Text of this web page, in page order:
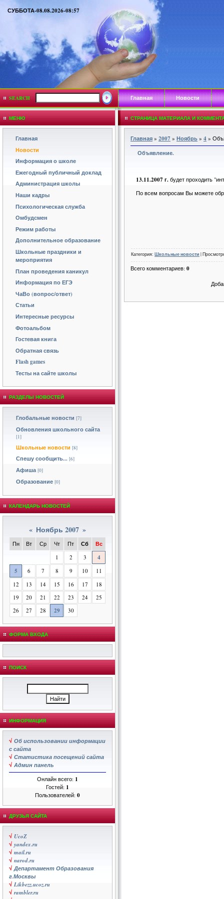
СУББОТА-08.08.2026-08:57
SEARCH Главная Новости
МЕНЮ
Главная
Новости
Информация о школе
Ежегодный публичный доклад
Администрация школы
Наши кадры
Психологическая служба
Омбудсмен
Режим работы
Дополнительное образование
Школьные праздники и
мероприятия
План проведения каникул
Информация по ЕГЭ
ЧаВо (вопрос/ответ)
Статьи
Интересные ресурсы
Фотоальбом
Гостевая книга
Обратная связь
Flash games
Тесты на сайте школы
РАЗДЕЛЫ НОВОСТЕЙ
Глобальные новости [7]
Обновления школьного сайта
[1]
Школьные новости [8]
Спешу сообщить... [6]
Афиша [0]
Образование [0]
КАЛЕНДАРЬ НОВОСТЕЙ
« Ноябрь 2007 »
Пн Вт Ср Чт Пт Сб Вс
1 2 3
4
5
6 7 8 9 10
11
12
13 14 15 16 17
18
19
20 21 22 23 24
25
26
27 28 29 30
ФОРМА ВХОДА
ПОИСК
ИНФОРМАЦИЯ
√ Об использовании информации
с сайта
√ Статистика посещений сайта
√ Админ панель
Онлайн всего: 1
Гостей: 1
Пользователей: 0
ДРУЗЬЯ САЙТА
√ UcoZ
√ yandex.ru
√ mail.ru
√ narod.ru
√Департамент Образования
г.Москвы
√ Likbezz.ucoz.ru
√ rambler.ru
СТРАНИЦА МАТЕРИАЛА И
Главная » 2007 » Ноябрь » 4 »
Объявление.
13.11.2007 г. будет проходить
По всем вопросам Вы можете
Категория: Школьные новости |
Всего комментариев: 0